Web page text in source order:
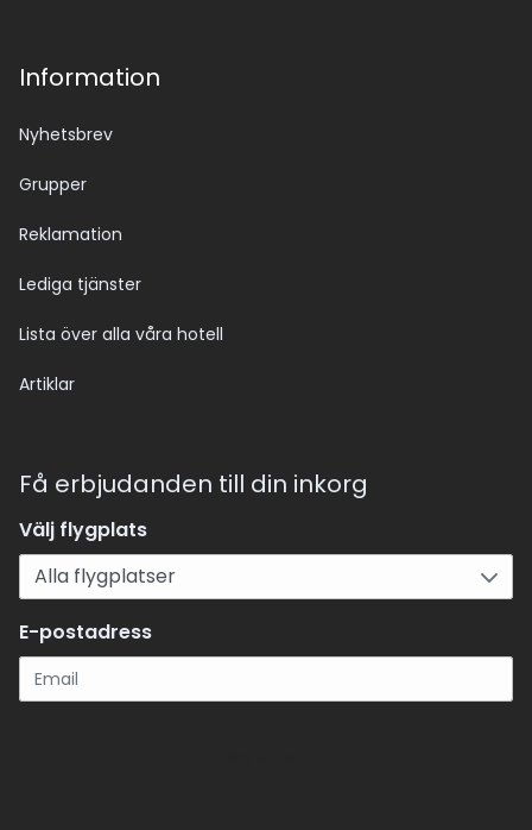
Information
Nyhetsbrev
Grupper
Reklamation
Lediga tjänster
Lista över alla våra hotell
Artiklar
Få erbjudanden till din inkorg
Välj flygplats
E-postadress